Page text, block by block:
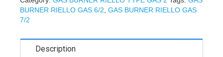
BURNER RIELLO GAS 6/2 GAS BURNER RIELLO GAS
7/2
Description